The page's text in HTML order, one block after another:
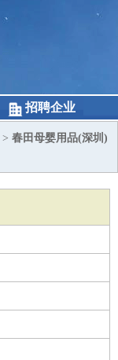
招聘企业
> 春田母婴用品(深圳)